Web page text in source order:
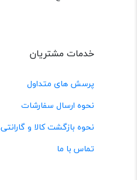
خدمات مشتریان
پرسش های متداول
نحوه ارسال سفارشات
نحوه بازگشت کالا و گارانتی
تماس با ما